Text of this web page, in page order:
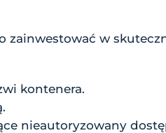
w
kontenera.
nieautoryzowany